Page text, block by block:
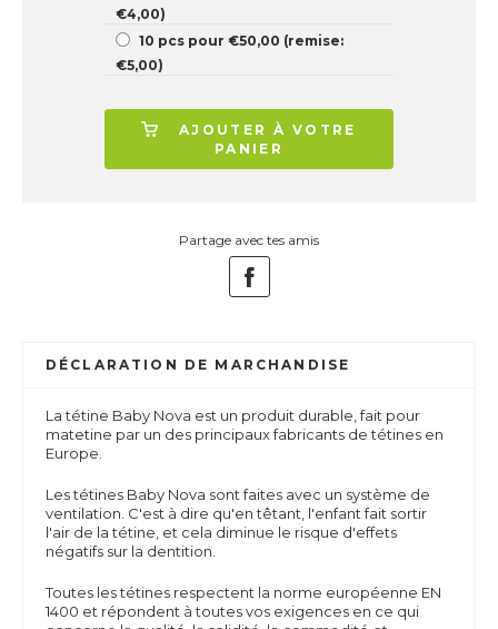
€4,00)
10 pcs pour €50,00 (remise:
€5,00)
AJOUTER À VOTRE
PANIER
Partage avec tes amis
DÉCLARATION DE MARCHANDISE
La tétine Baby Nova est un produit durable, fait pour
matetine par un des principaux fabricants de tétines en
Europe.
Les tétines Baby Nova sont faites avec un système de
ventilation. C'est à dire qu'en têtant, l'enfant fait sortir
l'air de la tétine, et cela diminue le risque d'effets
négatifs sur la dentition.
Toutes les tétines respectent la norme européenne EN
1400 et répondent à toutes vos exigences en ce qui